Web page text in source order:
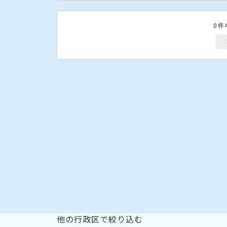
0件
他の行政区で絞り込む